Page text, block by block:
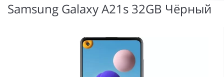
Samsung Galaxy A21s 32GB Чёрный